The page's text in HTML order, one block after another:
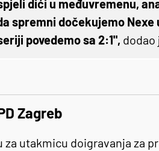
dići u međuvremenu,
spremni dočekujemo
povedemo sa 2:1", dodao
Zagreb
za utakmicu doigravanja za